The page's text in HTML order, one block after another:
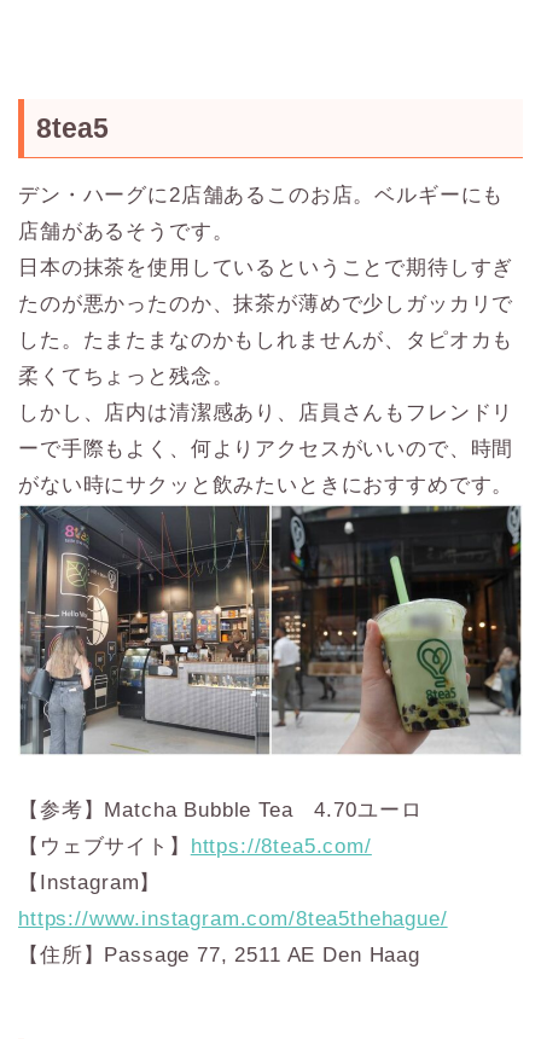
8tea5
デン・ハーグに2店舗あるこのお店。ベルギーにも
店舗があるそうです。
日本の抹茶を使用しているということで期待しすぎ
たのが悪かったのか、抹茶が薄めで少しガッカリで
した。たまたまなのかもしれませんが、タピオカも
柔くてちょっと残念。
しかし、店内は清潔感あり、店員さんもフレンドリ
ーで手際もよく、何よりアクセスがいいので、時間
がない時にサクッと飲みたいときにおすすめです。
【参考】Matcha Bubble Tea 4.70ユーロ
【ウェブサイト】 https://8tea5.com/
【Instagram】
https://www.instagram.com/8tea5thehague/
【住所】Passage 77, 2511 AE Den Haag